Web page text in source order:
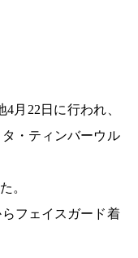
月22日に行われ、
・ティンバーウル
。
フェイスガード着